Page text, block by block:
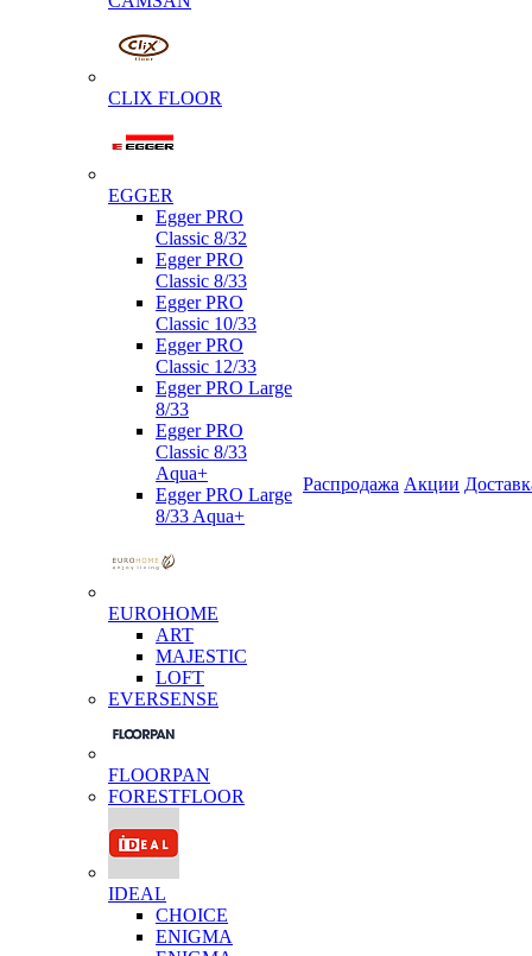
CLIX FLOOR
EGGER
Egger PRO
Classic 8/32
Egger PRO
Classic 8/33
Egger PRO
Classic 10/33
Egger PRO
Classic 12/33
Egger PRO Large
8/33
Egger PRO
Classic 8/33
Aqua+
Egger PRO Large
8/33 Aqua+
EUROHOME
ART
MAJESTIC
LOFT
EVERSENSE
FLOORPAN
FORESTFLOOR
IDEAL
CHOICE
ENIGMA
Распродажа Акции